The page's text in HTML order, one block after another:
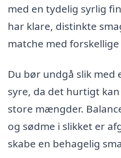
med en tydelig syrlig
har klare, distinkte
matche med forskellige
Du bør undgå slik med
syre, da det hurtigt
store mængder.
og sødme i slikket er
skabe en behagelig